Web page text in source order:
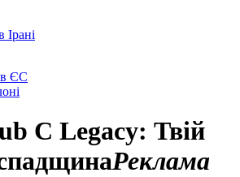
Ірані
в ЄС
C Legacy: Твій
Реклама